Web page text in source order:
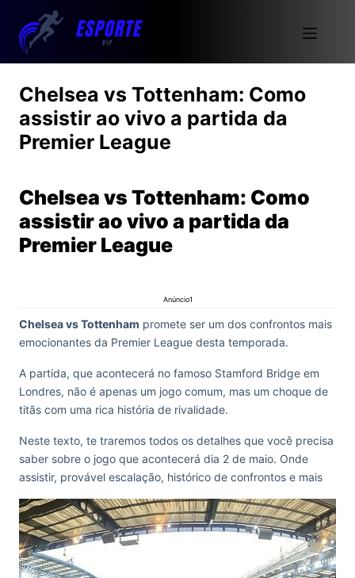
Chelsea vs Tottenham: Como
assistir ao vivo a partida da
Premier League
Chelsea vs Tottenham: Como
assistir ao vivo a partida da
Premier League
Anúncio1
Chelsea vs Tottenham promete ser um dos confrontos mais
emocionantes da Premier League desta temporada.
A partida, que acontecerá no famoso Stamford Bridge em
Londres, não é apenas um jogo comum, mas um choque de
titãs com uma rica história de rivalidade.
Neste texto, te traremos todos os detalhes que você precisa
saber sobre o jogo que acontecerá dia 2 de maio. Onde
assistir, provável escalação, histórico de confrontos e mais